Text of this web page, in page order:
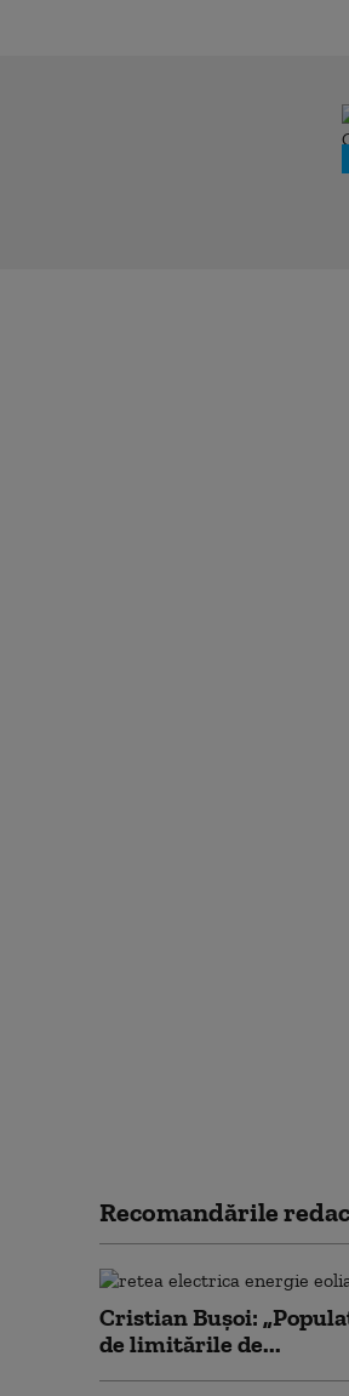
Recomandările
Cristian Bușoi:
de limitările de...